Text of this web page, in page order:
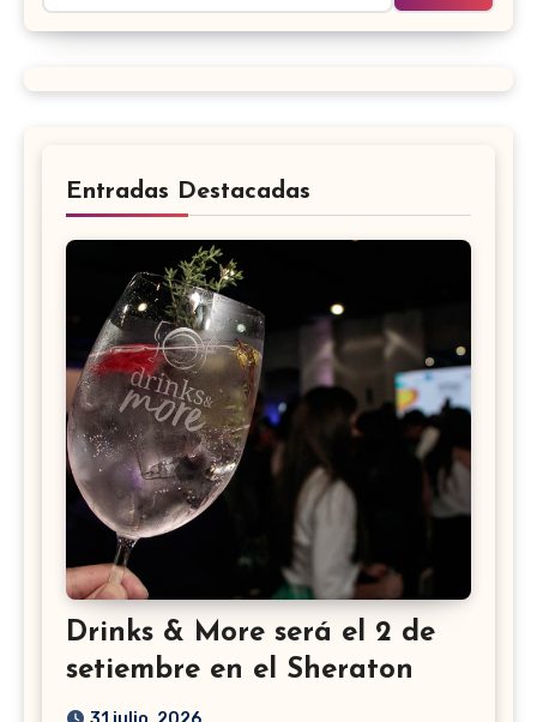
Entradas Destacadas
Drinks & More será el 2 de
setiembre en el Sheraton